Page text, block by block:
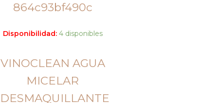
Disponibilidad: 4 disponibles
VINOCLEAN AGUA
MICELAR
DESMAQUILLANTE